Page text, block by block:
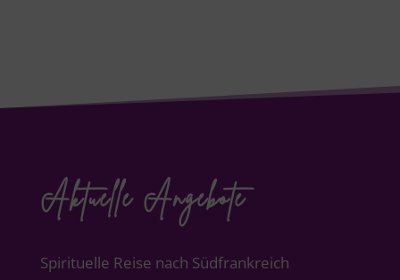
Aktuelle Angebote
Spirituelle Reise nach Südfrankreich